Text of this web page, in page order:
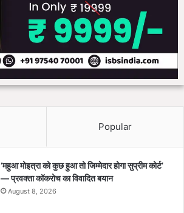
Popular
‘महुआ मोइत्रा को कुछ हुआ तो जिम्मेदार होगा सुप्रीम कोर्ट’
— प्रवक्ता कॉकरोच का विवादित बयान
August 8, 2026